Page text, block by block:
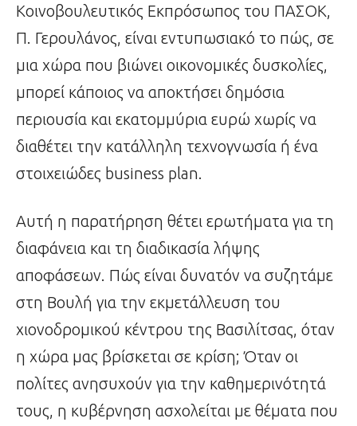
Κοινοβουλευτικός Εκπρόσωπος του ΠΑΣΟΚ,
Π. Γερουλάνος, είναι εντυπωσιακό το πώς, σε
μια χώρα που βιώνει οικονομικές δυσκολίες,
μπορεί κάποιος να αποκτήσει δημόσια
περιουσία και εκατομμύρια ευρώ χωρίς να
διαθέτει την κατάλληλη τεχνογνωσία ή ένα
στοιχειώδες business plan.
Αυτή η παρατήρηση θέτει ερωτήματα για τη
διαφάνεια και τη διαδικασία λήψης
αποφάσεων. Πώς είναι δυνατόν να συζητάμε
στη Βουλή για την εκμετάλλευση του
χιονοδρομικού κέντρου της Βασιλίτσας, όταν
η χώρα μας βρίσκεται σε κρίση; Όταν οι
πολίτες ανησυχούν για την καθημερινότητά
τους, η κυβέρνηση ασχολείται με θέματα που